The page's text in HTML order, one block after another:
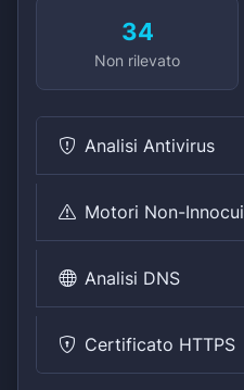
34
Non rilevato
Analisi Antivirus
Motori Non-Innocui
Analisi DNS
Certificato HTTPS